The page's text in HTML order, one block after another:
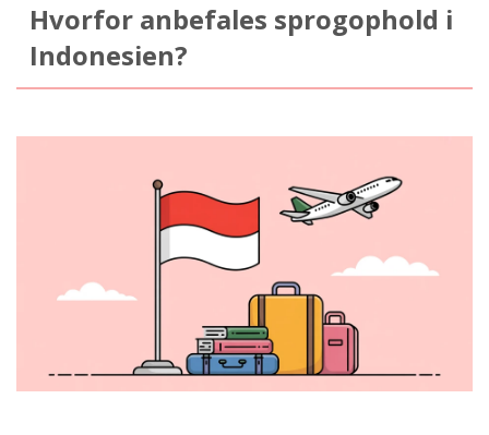
Hvorfor anbefales sprogophold i
Indonesien?